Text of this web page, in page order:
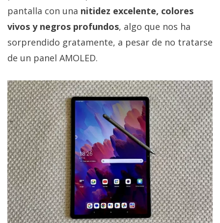
pantalla con una nitidez excelente, colores
vivos y negros profundos, algo que nos ha
sorprendido gratamente, a pesar de no tratarse
de un panel AMOLED.